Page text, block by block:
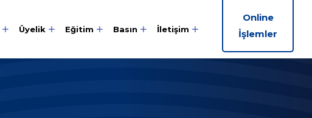
Üyelik Eğitim Basın İletişim
Online
İşlemler